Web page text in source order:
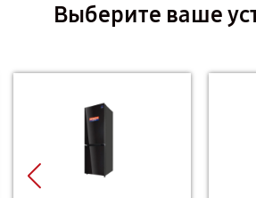
Выберите ваше